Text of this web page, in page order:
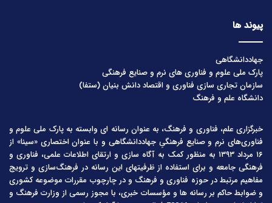
پیوند ها
جهاددانشگاهی
پارک ملی علوم و فناوری های نرم و صنایع فرهنگی
سازمان تجاری سازی فناوری و اقتصاد دانش بنیان (ستفا)
دانشگاه علم و فرهنگ
خبرگزاری علم، فناوری و فرهنگ، به عنوان رسانه ای وابسته به پارک ملی علوم و
فناوری‌های نرم و صنایع فرهنگیِ جهاددانشگاهی و با عنوان اختصاری «سینا» از
۱۶ مرداد ۱۳۹۳ به منظور کمک به آگاه سازی و ارتقای اطلاعات علمی، فناوری و
فرهنگی جامعه و برای استفاده از ظرفیتهای این رسانه در فرهنگ‌سازی و ترویج
مفاهیم مرتبط در حوزه فناوری و فرهنگ و در چارچوب مقررات موضوعه کشوری
و ضوابط حاکم بر رسانه ها و مؤسسات خبری، با مجوز رسمی از وزارت فرهنگ و